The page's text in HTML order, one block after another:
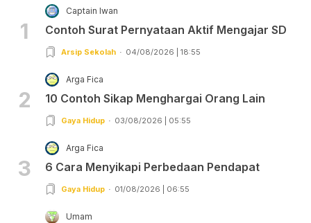
1
Captain Iwan
Contoh Surat Pernyataan Aktif Mengajar SD
Arsip Sekolah 04/08/2026 | 18:55
2
Arga Fica
10 Contoh Sikap Menghargai Orang Lain
Gaya Hidup 03/08/2026 | 05:55
3
Arga Fica
6 Cara Menyikapi Perbedaan Pendapat
Gaya Hidup 01/08/2026 | 06:55
Umam